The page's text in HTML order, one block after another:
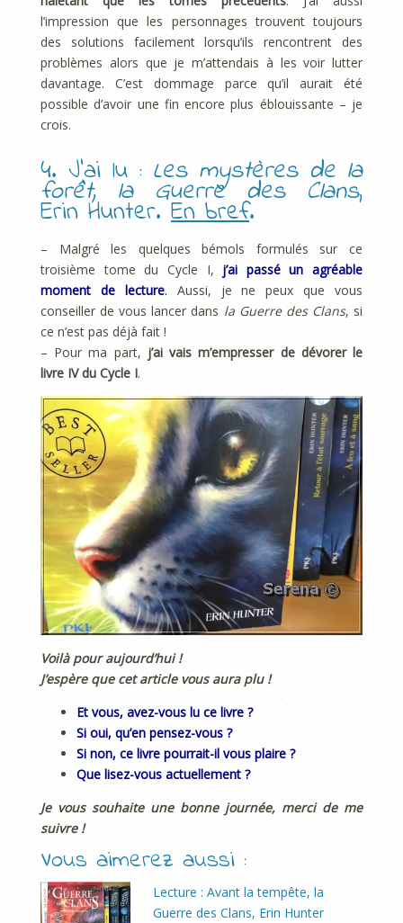
l’impression que les personnages trouvent toujours
des solutions facilement lorsqu’ils rencontrent des
problèmes alors que je m’attendais à les voir lutter
davantage. C’est dommage parce qu’il aurait été
possible d’avoir une fin encore plus éblouissante – je
crois.
4. J’ai lu : Les mystères de la
forêt, la Guerre des Clans,
Erin Hunter. En bref.
– Malgré les quelques bémols formulés sur ce
troisième tome du Cycle I, j’ai passé un agréable
moment de lecture. Aussi, je ne peux que vous
conseiller de vous lancer dans la Guerre des Clans, si
ce n’est pas déjà fait !
– Pour ma part, j’ai vais m’empresser de dévorer le
livre IV du Cycle I.
Voilà pour aujourd’hui !
J’espère que cet article vous aura plu !
Et vous, avez-vous lu ce livre ?
Si oui, qu’en pensez-vous ?
Si non, ce livre pourrait-il vous plaire ?
Que lisez-vous actuellement ?
Je vous souhaite une bonne journée, merci de me
suivre !
Vous aimerez aussi :
Lecture : Avant la tempête, la
Guerre des Clans, Erin Hunter